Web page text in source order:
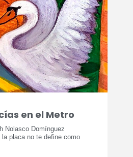
en el Metro
Nolasco Domínguez
la placa no te define como